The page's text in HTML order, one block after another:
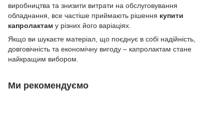
виробництва та знизити витрати на обслуговування
обладнання, все частіше приймають рішення купити
капролактам у різних його варіаціях.
Якщо ви шукаєте матеріал, що поєднує в собі надійність,
довговічність та економічну вигоду – капролактам стане
найкращим вибором.
Ми рекомендуємо